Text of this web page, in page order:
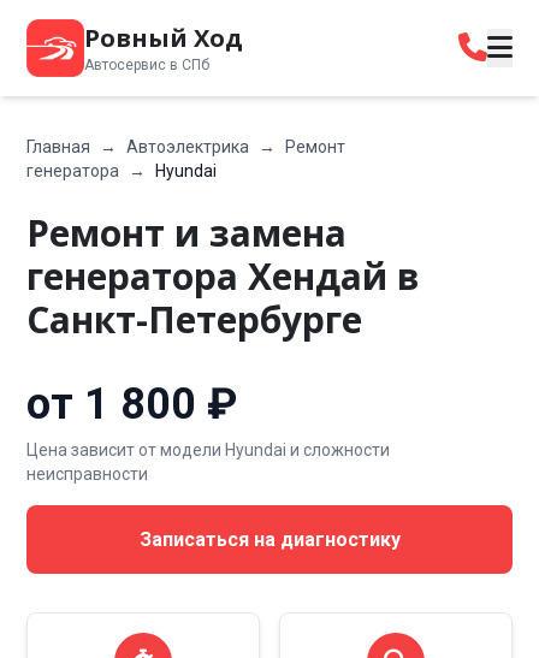
Ровный Ход
Автосервис в СПб
Главная → Автоэлектрика →
Ремонт
генератора
→ Hyundai
Ремонт и замена
генератора Хендай в
Санкт-Петербурге
от 1 800 ₽
Цена зависит от модели Hyundai и сложности
неисправности
Записаться на диагностику